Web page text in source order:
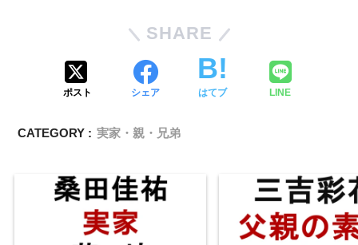
SHARE
ポスト シェア はてブ LINE
CATEGORY : 実家・親・兄弟